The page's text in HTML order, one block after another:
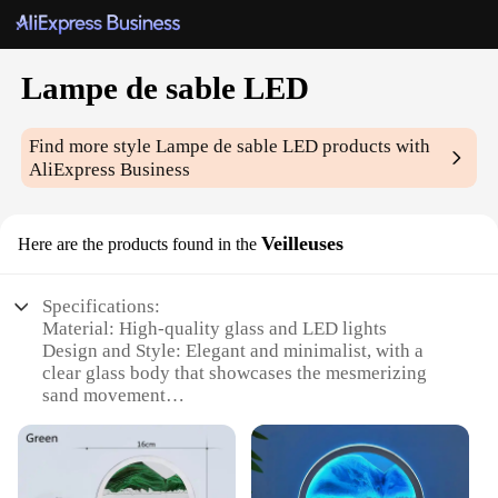
Lampe de sable LED
Find more styleLampe de sable LED products with
AliExpress Business
Here are the products found in the Veilleuses
Specifications:
Material: High-quality glass and LED lights
Design and Style: Elegant and minimalist, with a
clear glass body that showcases the mesmerizing
sand movement
ambiance in living spaces, offices, or bedrooms
Performance and Property: Energy-efficient LED
lights that provide a soft, warm glow